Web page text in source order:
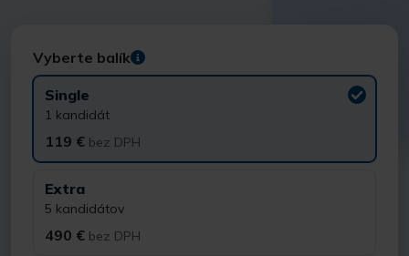
Vyberte balík
Single
1 kandidát
119 € bez DPH
Extra
5 kandidátov
490 € bez DPH